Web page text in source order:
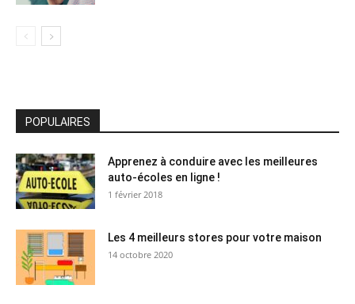
POPULAIRES
Apprenez à conduire avec les meilleures
auto-écoles en ligne !
1 février 2018
Les 4 meilleurs stores pour votre maison
14 octobre 2020